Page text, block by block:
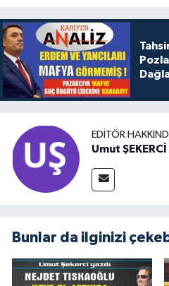
EDITÖR
Umut ŞEKERCİ
Bunlar da ilginizi